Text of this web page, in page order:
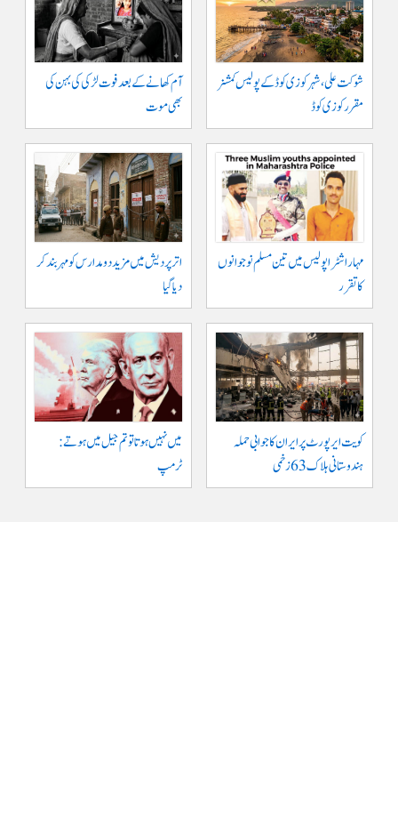
شوکت علی ، شہر کوزی کوڈ کے پولیس کمشنر
مقرر کوزی کوڈ
آم کھانے کے بعد فوت لڑکی کی بہن کی
بھی موت
مہاراشٹرا پولیس میں تین مسلم نو جوانوں
کا تقرر
اتر پردیش میں مزید دو مدارس کو مہر بند کر
دیا گیا
کویت ایر پورٹ پر ایران کا جوابی حملہ
ہندوستانی ہلاک 63 زخمی
میں نہیں ہوتا تو تم جیل میں ہوتے :
ٹرمپ